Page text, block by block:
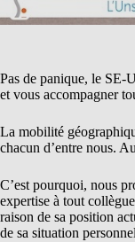
Pas de panique, le SE-
et vous accompagner
La mobilité
chacun d’entre nous.
C’est pourquoi, nous
expertise à tout
raison de sa position
de sa situation